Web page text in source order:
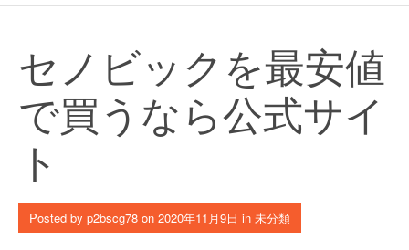
セノビックを最安値
で買うなら公式サイ
ト
Posted by p2bscg78 on 2020年11月9日 in 未分類